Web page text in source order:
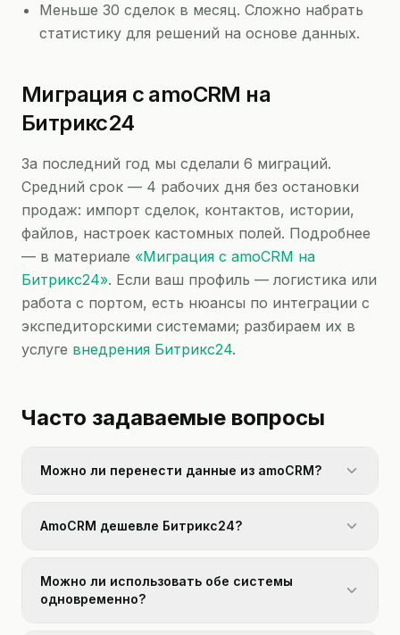
Меньше 30 сделок в месяц. Сложно набрать
статистику для решений на основе данных.
Миграция с amoCRM на
Битрикс24
За последний год мы сделали 6 миграций.
Средний срок — 4 рабочих дня без остановки
продаж: импорт сделок, контактов, истории,
файлов, настроек кастомных полей. Подробнее
— в материале «Миграция с amoCRM на
Битрикс24». Если ваш профиль — логистика или
работа с портом, есть нюансы по интеграции с
экспедиторскими системами; разбираем их в
услуге внедрения Битрикс24.
Часто задаваемые вопросы
Можно ли перенести данные из amoCRM?
AmoCRM дешевле Битрикс24?
Можно ли использовать обе системы
одновременно?